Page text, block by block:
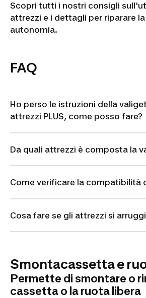
Scopri tutti i nostri consigli
attrezzi e i dettagli per riparare
autonomia.
FAQ
Ho perso le istruzioni della
attrezzi PLUS, come posso fare?
Da quali attrezzi è composta la
Come verificare la compatibilità
Cosa fare se gli attrezzi si
Smontacassetta e
Permette di smontare o
cassetta o la ruota libera